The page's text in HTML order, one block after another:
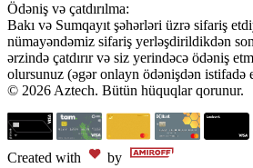
Ödəniş və çatdırılma:
Bakı və Sumqayıt şəhərləri üzrə sifariş
nümayəndəmiz sifariş yerləşdirildikdən
ərzində çatdırır və siz yerindəcə ödəniş
olursunuz (əgər onlayn ödənişdən istifadə
© 2026 Aztech. Bütün hüquqlar qorunur.
Created with by